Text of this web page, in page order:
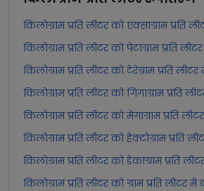
किलोग्राम प्रति लीटर को एक्साग्राम प्रति
किलोग्राम प्रति लीटर को पेटाग्राम प्रति
किलोग्राम प्रति लीटर को टेरेग्राम प्रति
किलोग्राम प्रति लीटर को गिगाग्राम प्रति
किलोग्राम प्रति लीटर को मेगाग्राम प्रति
किलोग्राम प्रति लीटर को हेक्टोग्राम प्रति
किलोग्राम प्रति लीटर को डेकाग्राम प्रति
किलोग्राम प्रति लीटर को ग्राम प्रति लीटर